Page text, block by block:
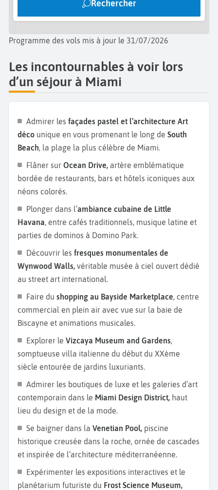
publique au charme méditerranéen avec cascades,
le sport, allez assister à un match des Miami Heat à
l’American Airlines Arena. Enfin, une autre
expérience à ne pas manquer à Miami est une
exploration du Biscayne National Park en kayak
voilier pour admirer les récifs coralliens.
Si vous prolongez votreséjour en Floride
le choix entre plusieurs excursions accessibles en
moins de 3h de route depuis Miami. La plus
emblématique est
Florida Keys. Cette petite ville aux maisons en bois
colorées et à l’ambiance décontractée séduit par ses
rues animées, ses bars en plein air et ses couchers
arrêtez-vous à Key LargoouIslamorada, deux îles
réputées pour la plongée sous-marine, le snorkeling
et les sorties en bateau au cœur des eaux turquoise.
Vers le nord, découvrezPalm Beach,une élégante
station balnéaire connue pour ses hôtels de luxe,
ses galeries d’art et ses boutiques haut de gamme.
Plus proche encore de Miami, ne manquez pas les
célèbres
Everglades.
Ce parc national classé au
patrimoine mondial de l’UNESCO
et oiseaux tropicaux lors d’unsafari en aéroglisseur
au milieu des marais et mangroves.
Rechercher
Programme des vols mis à jour le 31/07/2026
Les incontournables à voir lors
d’un séjour à Miami
Admirer les façades pastel et l’architecture Art
déco unique en vous promenant le long de South
Beach, la plage la plus célèbre de Miami.
Flâner sur Ocean Drive, artère emblématique
bordée de restaurants, bars et hôtels iconiques aux
néons colorés.
Plonger dans l’ambiance cubaine de Little
Havana, entre cafés traditionnels, musique latine et
parties de dominos à Domino Park.
Découvrir les fresques monumentales de
Wynwood Walls, véritable musée à ciel ouvert dédié
au street art international.
Faire du shopping au Bayside Marketplace, centre
commercial en plein air avec vue sur la baie de
Biscayne et animations musicales.
Explorer le Vizcaya Museum and Gardens,
somptueuse villa italienne du début du XXème
siècle entourée de jardins luxuriants.
Admirer les boutiques de luxe et les galeries d’art
contemporain dans le Miami Design District, haut
lieu du design et de la mode.
Se baigner dans la Venetian Pool, piscine
historique creusée dans la roche, ornée de cascades
et inspirée de l’architecture méditerranéenne.
Expérimenter les expositions interactives et le
planétarium futuriste du Frost Science Museum,